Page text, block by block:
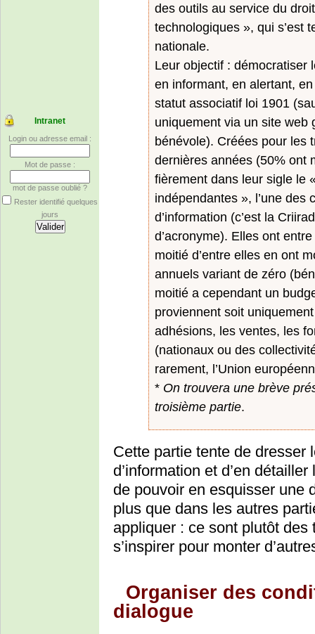
Intranet
Login ou adresse email :
Mot de passe :
mot de passe oublié ?
Rester identifié quelques
jours
des outils au service du
technologiques », qui s’est
nationale.
Leur objectif : démocratiser
en informant, en alertant,
statut associatif loi 1901
uniquement via un site web
bénévole). Créées pour les
dernières années (50% ont
fièrement dans leur sigle le
indépendantes », l’une des
d’information (c’est la
d’acronyme). Elles ont
moitié d’entre elles en ont
annuels variant de zéro
moitié a cependant un
proviennent soit
adhésions, les ventes, les
(nationaux ou des
rarement, l’Union
* On trouvera une brève
troisième partie.
Cette partie tente de dresser
d’information et d’en
de pouvoir en esquisser une
plus que dans les autres
appliquer : ce sont plutôt
s’inspirer pour monter
Organiser des
dialogue